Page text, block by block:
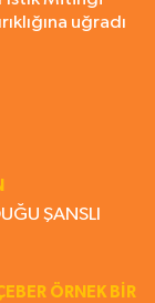
uğradı
ŞANSLI
ÖRNEK BİR